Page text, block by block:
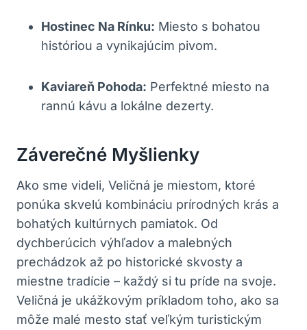
Hostinec ⁣Na⁤ Rínku: ⁤Miesto s ‍bohatou⁣
históriou a vynikajúcim⁤ pivom.
Kaviareň⁣ Pohoda: Perfektné ‌miesto ⁤na
⁣rannú⁣ kávu ‌a lokálne⁤ dezerty.
Záverečné Myšlienky
Ako⁤ sme videli, Veličná je miestom, ktoré
ponúka skvelú​ kombináciu prírodných krás a
bohatých kultúrnych pamiatok. Od⁤
dychberúcich výhľadov ⁣a malebných⁤
prechádzok ​až po historické skvosty‌ a⁢
miestne tradície⁤ – každý si ​tu príde na svoje.
‌Veličná⁣ je​ ukážkovým‌ príkladom ⁣toho, ako‌ sa
môže malé mesto stať veľkým turistickým